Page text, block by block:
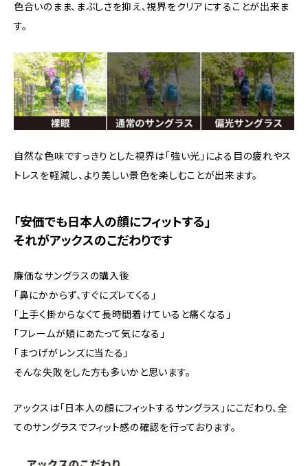
色合いのまま、まぶしさを抑え、視界をクリアにすることが出来ま
す。
自然な色味ですっきりとした視界は「強い光」による目の疲れやス
トレスを軽減し、より美しい景色を楽しむことが出来ます。
「安価でも日本人の顔にフィットする」
それがアックスのこだわりです
廉価なサングラスの購入後
「鼻にかからず、すぐにズレてくる」
「上手く掛からなくて長時間着けていると痛くなる」
「フレームが頬にあたって気になる」
「まつげがレンズに当たる」
そんな失敗をした方も多いかと思います。
アックスは「日本人の顔にフィットするサングラス」にこだわり、全
てのサングラスでフィット感の確認を行っております。